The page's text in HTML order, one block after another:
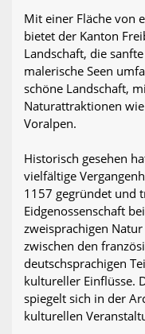
Mit einer Fläche von
bietet der Kanton
Landschaft, die
malerische Seen
schöne Landschaft,
Naturattraktionen
Voralpen.
Historisch gesehen
vielfältige
1157 gegründet und
Eidgenossenschaft
zweisprachigen
zwischen den
deutschsprachigen
kultureller Einflüsse.
spiegelt sich in der
kulturellen